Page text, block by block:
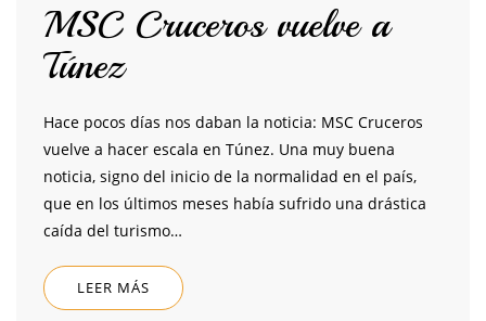
MSC Cruceros vuelve a
Túnez
Hace pocos días nos daban la noticia: MSC Cruceros
vuelve a hacer escala en Túnez. Una muy buena
noticia, signo del inicio de la normalidad en el país,
que en los últimos meses había sufrido una drástica
caída del turismo…
LEER MÁS